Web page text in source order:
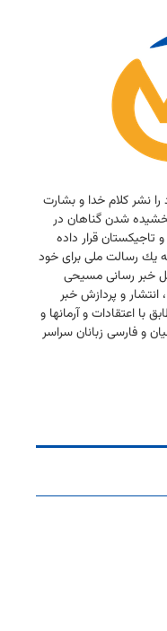
نشر كلام خدا و بشارت
شدن گناهان در
تاجیكستان قرار داده
یك رسالت ملی برای خود
خبر رسانی مسیحی
و پردازش خبر
با اعتقادات و آرمانها و
و فارسی زبانان سراسر